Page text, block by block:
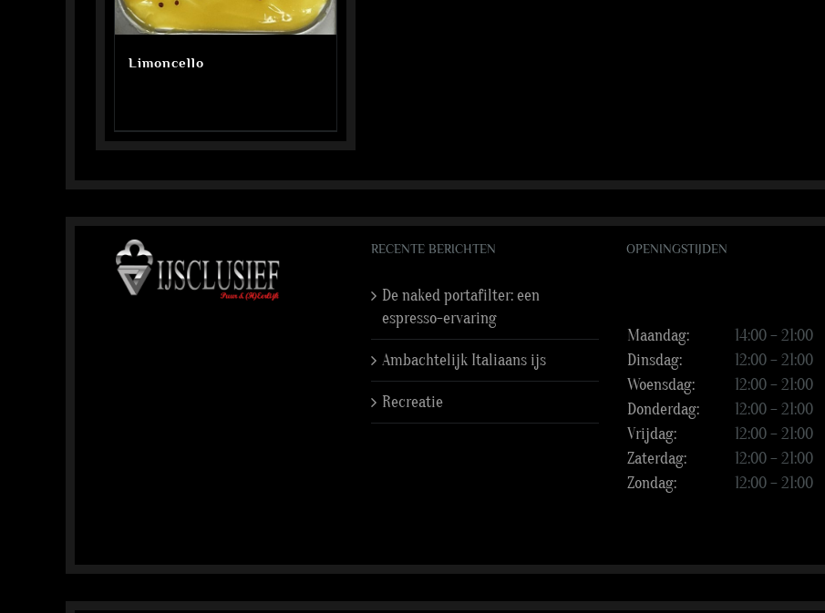
Limoncello
RECENTE BERICHTEN
De naked portafilter: een
espresso-ervaring
Ambachtelijk Italiaans ijs
Recreatie
OPENINGSTIJDEN
Maandag:
14:00 – 21:00
Dinsdag:
12:00 – 21:00
Woensdag:
12:00 – 21:00
Donderdag:
12:00 – 21:00
Vrijdag:
12:00 – 21:00
Zaterdag:
12:00 – 21:00
Zondag:
12:00 – 21:00